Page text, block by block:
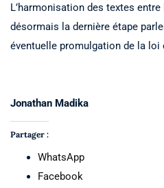
L’harmonisation des textes
désormais la dernière étape
éventuelle promulgation de la loi
Jonathan Madika
Partager :
WhatsApp
Facebook